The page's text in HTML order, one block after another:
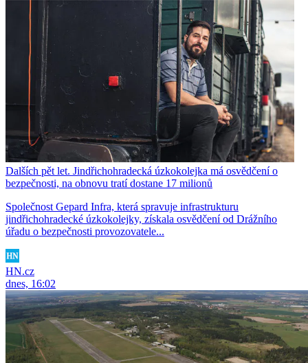
Dalších pět let. Jindřichohradecká úzkokolejka má osvědčení o
bezpečnosti, na obnovu tratí dostane 17 milionů
Společnost Gepard Infra, která spravuje infrastrukturu
jindřichohradecké úzkokolejky, získala osvědčení od Drážního
úřadu o bezpečnosti provozovatele...
HN.cz
dnes, 16:02